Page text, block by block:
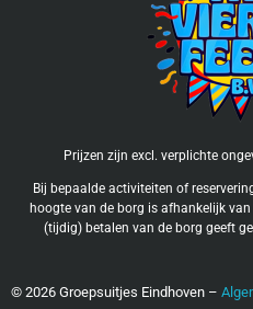
Prijzen zijn excl. verplichte
Bij bepaalde activiteiten of
hoogte van de borg is afhankelijk
(tijdig) betalen van de borg geeft
© 2026 Groepsuitjes Eindhoven –